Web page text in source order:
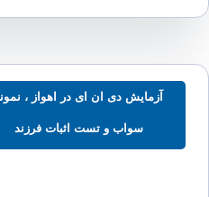
آزمایش دی ان ای در اهواز ، نمونه
سواب و تست اثبات فرزند